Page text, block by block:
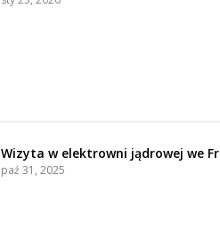
Wizyta w elektrowni jądrowej we
paź 31, 2025